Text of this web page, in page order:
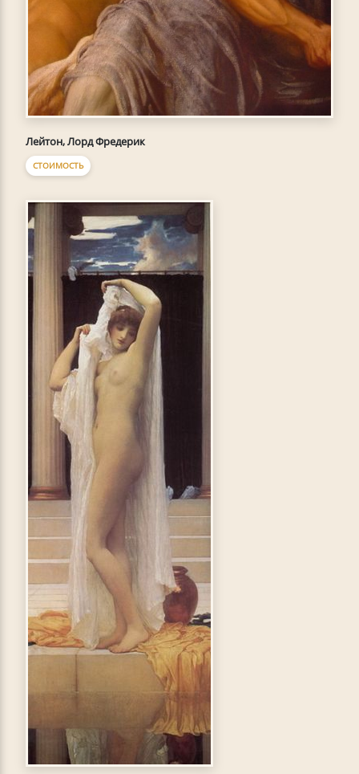
Лейтон, Лорд Фредерик
СТОИМОСТЬ